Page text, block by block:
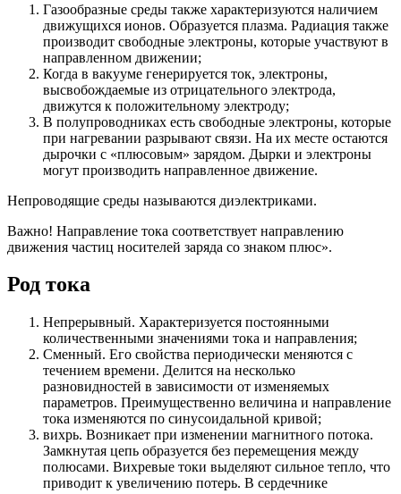
Газообразные среды также характеризуются наличием
движущихся ионов. Образуется плазма. Радиация также
производит свободные электроны, которые участвуют в
направленном движении;
Когда в вакууме генерируется ток, электроны,
высвобождаемые из отрицательного электрода,
движутся к положительному электроду;
В полупроводниках есть свободные электроны, которые
при нагревании разрывают связи. На их месте остаются
дырочки с «плюсовым» зарядом. Дырки и электроны
могут производить направленное движение.
Непроводящие среды называются диэлектриками.
Важно! Направление тока соответствует направлению
движения частиц носителей заряда со знаком плюс».
Род тока
Непрерывный. Характеризуется постоянными
количественными значениями тока и направления;
Сменный. Его свойства периодически меняются с
течением времени. Делится на несколько
разновидностей в зависимости от изменяемых
параметров. Преимущественно величина и направление
тока изменяются по синусоидальной кривой;
вихрь. Возникает при изменении магнитного потока.
Замкнутая цепь образуется без перемещения между
полюсами. Вихревые токи выделяют сильное тепло, что
приводит к увеличению потерь. В сердечнике